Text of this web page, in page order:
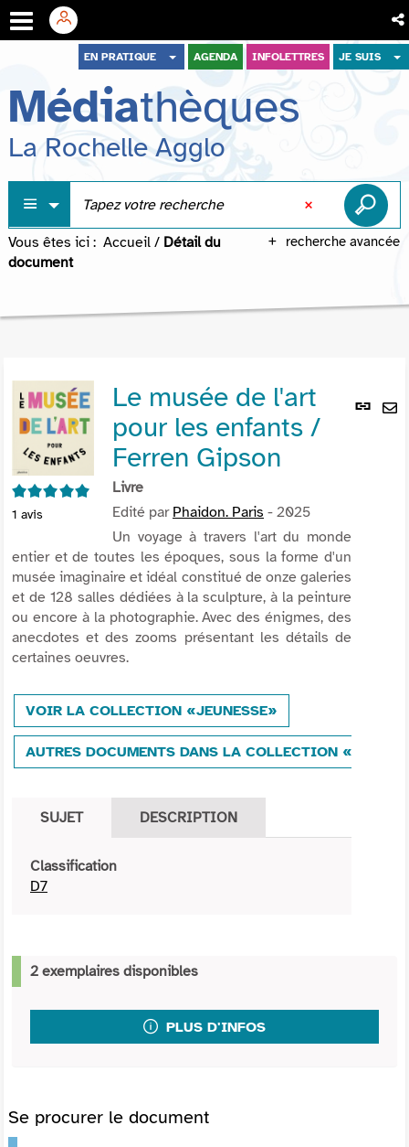
menu
contenu
recherche
EN PRATIQUE AGENDA INFOLETTRES JE SUIS
Médiathèques
La Rochelle Agglo
recherche avancée
Vous êtes ici : Accueil / Détail du
document
Lien
5/5
1 avis
Le musée de l'art
pour les enfants /
Ferren Gipson
Livre
Edité par Phaidon. Paris - 2025
Un voyage à travers l'art du monde
entier et de toutes les époques, sous la forme d'un
musée imaginaire et idéal constitué de onze galeries
et de 128 salles dédiées à la sculpture, à la peinture
ou encore à la photographie. Avec des énigmes, des
anecdotes et des zooms présentant les détails de
certaines oeuvres.
VOIR LA COLLECTION «JEUNESSE»
AUTRES DOCUMENTS DANS LA COLLECTION
SUJET DESCRIPTION
Classification
D7
2 exemplaires disponibles
PLUS D'INFOS
Se procurer le document